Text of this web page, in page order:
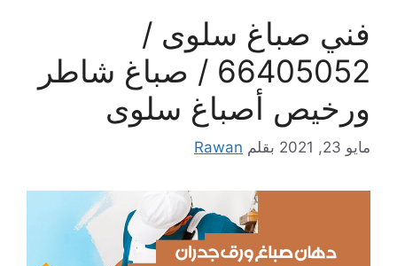
فني صباغ سلوى /
66405052 / صباغ شاطر
ورخيص أصباغ سلوى
مايو 23, 2021 بقلم Rawan